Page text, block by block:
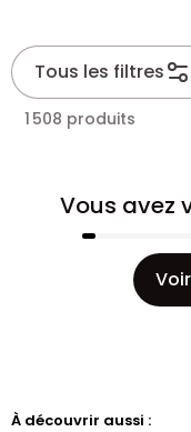
Tous les filtres
1 508 produits
Vous avez
À découvrir aussi :